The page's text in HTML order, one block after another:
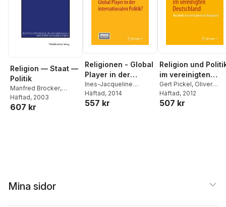
Religion — Staat —
Politik
Manfred Brocker,
Hartmut Behr
Hildebrandt
Häftad, 2003
607 kr
Religionen - Global
Player in der
internationalen
Politik?
Ines-Jacqueline
Werkner,Oliver Hidalgo
Häftad, 2014
557 kr
Religion und
im vereinigten
Deutschland
Gert Pickel, Oliver
Hidalgo
Häftad, 2012
507 kr
Mina sidor